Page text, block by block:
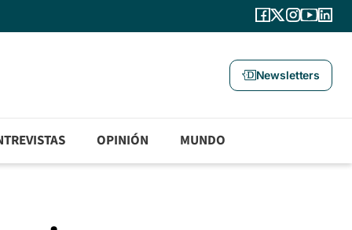
Newsletters
OPINIÓN MUNDO